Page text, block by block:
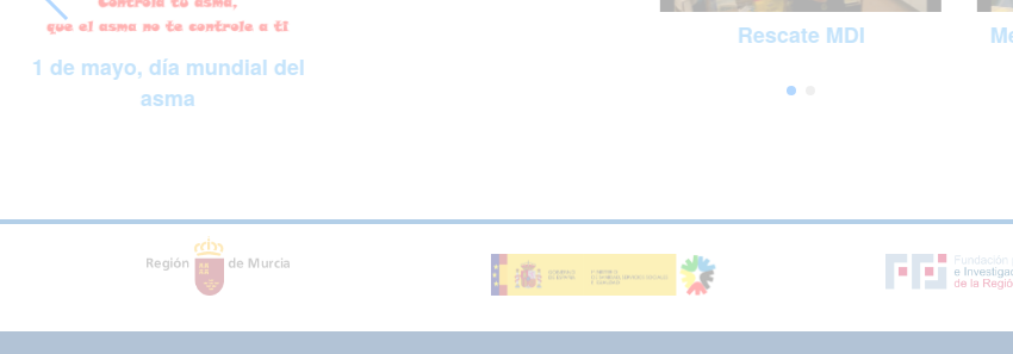
1 de mayo, día mundial del
asma
Rescate MDI